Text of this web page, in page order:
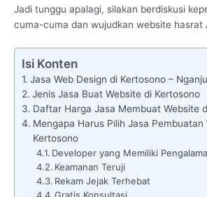
Jadi tunggu apalagi, silakan berdiskusi
cuma-cuma dan wujudkan website hasrat
Isi Konten
Jasa Web Design di Kertosono –
Jenis Jasa Buat Website di Kertosono
Daftar Harga Jasa Membuat Website
Mengapa Harus Pilih Jasa Pembuatan
Kertosono
Developer yang Memiliki
Keamanan Teruji
Rekam Jejak Terhebat